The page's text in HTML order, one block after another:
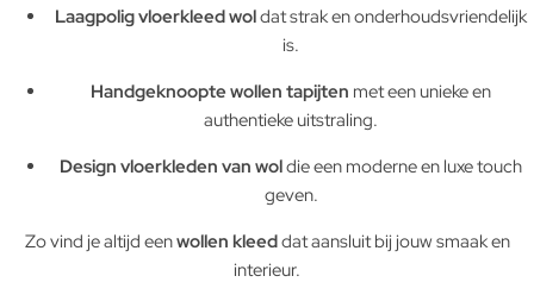
Laagpolig vloerkleed woldat strak en onderhoudsvriendelijk
is.
Handgeknoopte wollen tapijten met een unieke en
authentieke uitstraling.
Design vloerkleden van woldie een moderne en luxe touch
geven.
Zo vind je altijd eenwollen kleeddat aansluit bij jouw smaak en
interieur.